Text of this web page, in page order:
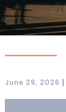
June 29, 2026 |